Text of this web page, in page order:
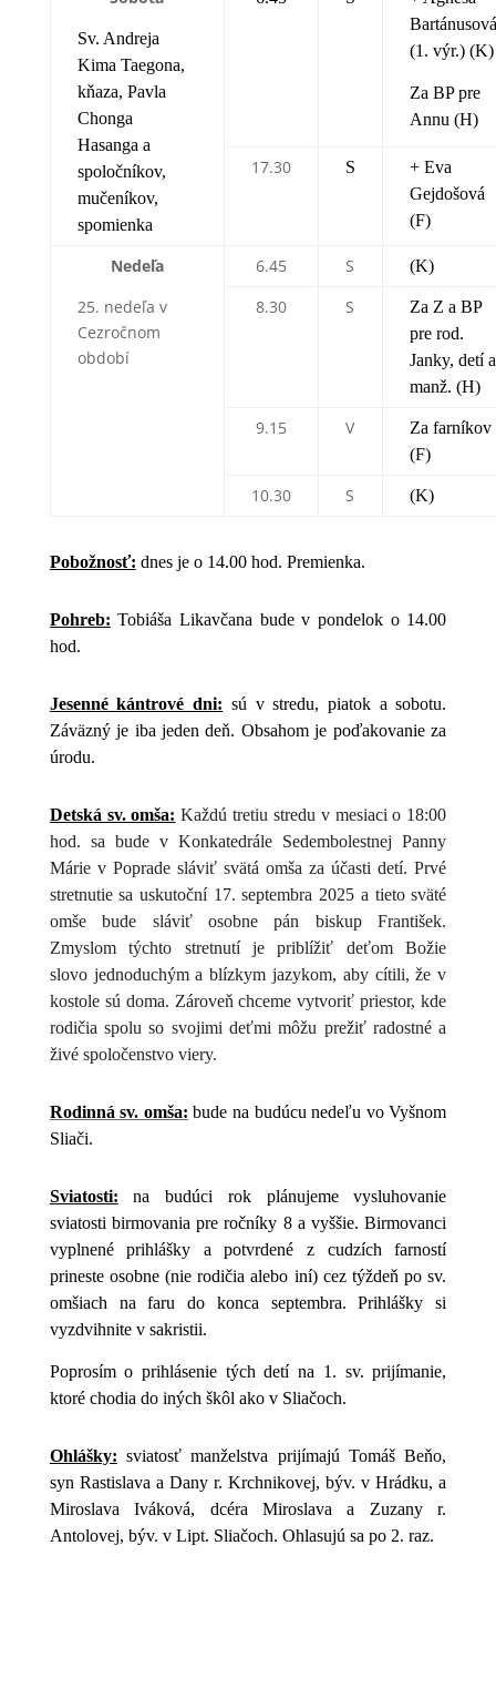
Sv. Andreja
Kima Taegona,
kňaza, Pavla
Chonga
Hasanga a
spoločníkov,
mučeníkov,
spomienka
Bartánusová
(1. výr.) (K)
Za BP pre
Annu (H)
17.30 S
+ Eva
Gejdošová
(F)
Nedeľa
25. nedeľa v
Cezročnom
období
6.45 S (K)
8.30 S
Za Z a BP
pre rod.
Janky, detí a
manž. (H)
9.15 V
Za farníkov
(F)
10.30 S (K)
Pobožnosť: dnes je o 14.00 hod. Premienka.
Pohreb: Tobiáša Likavčana bude v pondelok o 14.00
hod.
Jesenné kántrové dni: sú v stredu, piatok a sobotu.
Záväzný je iba jeden deň. Obsahom je poďakovanie za
úrodu.
Detská sv. omša: Každú tretiu stredu v mesiaci o 18:00
hod. sa bude v Konkatedrále Sedembolestnej Panny
Márie v Poprade sláviť svätá omša za účasti detí. Prvé
stretnutie sa uskutoční 17. septembra 2025 a tieto sväté
omše bude sláviť osobne pán biskup František.
Zmyslom týchto stretnutí je priblížiť deťom Božie
slovo jednoduchým a blízkym jazykom, aby cítili, že v
kostole sú doma. Zároveň chceme vytvoriť priestor, kde
rodičia spolu so svojimi deťmi môžu prežiť radostné a
živé spoločenstvo viery.
Rodinná sv. omša: bude na budúcu nedeľu vo Vyšnom
Sliači.
Sviatosti: na budúci rok plánujeme vysluhovanie
sviatosti birmovania pre ročníky 8 a vyššie. Birmovanci
vyplnené prihlášky a potvrdené z cudzích farností
prineste osobne (nie rodičia alebo iní) cez týždeň po sv.
omšiach na faru do konca septembra. Prihlášky si
vyzdvihnite v sakristii.
Poprosím o prihlásenie tých detí na 1. sv. prijímanie,
ktoré chodia do iných škôl ako v Sliačoch.
Ohlášky: sviatosť manželstva prijímajú Tomáš Beňo,
syn Rastislava a Dany r. Krchnikovej, býv. v Hrádku, a
Miroslava Iváková, dcéra Miroslava a Zuzany r.
Antolovej, býv. v Lipt. Sliačoch. Ohlasujú sa po 2. raz.